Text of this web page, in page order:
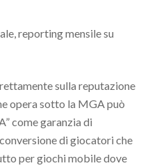
reporting mensile su
sulla reputazione
opera sotto la MGA può
come garanzia di
di giocatori che
per giochi mobile dove